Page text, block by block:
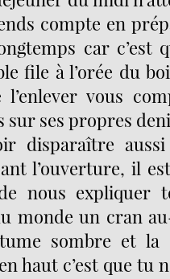
compte en
car c’est
file à l’orée du
l’enlever vous
sur ses propres
disparaître
l’ouverture, il
nous expliquer
monde un cran
sombre et la
haut c’est que tu